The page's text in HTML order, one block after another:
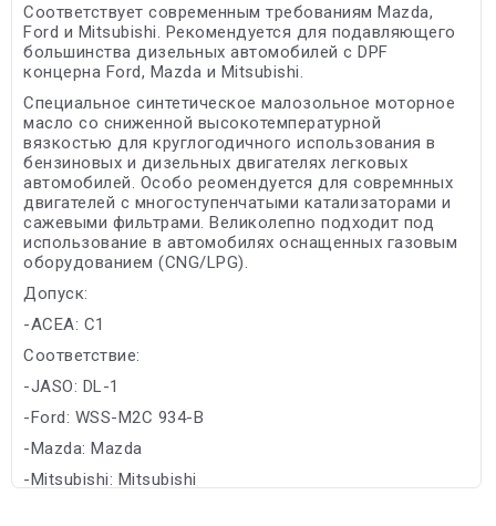
Соответствует современным требованиям Mazda,
Ford и Mitsubishi. Рекомендуется для подавляющего
большинства дизельных автомобилей с DPF
концерна Ford, Mazda и Mitsubishi.
Специальное синтетическое малозольное моторное
масло со сниженной высокотемпературной
вязкостью для круглогодичного использования в
бензиновых и дизельных двигателях легковых
автомобилей. Особо реомендуется для совремнных
двигателей с многоступенчатыми катализаторами и
сажевыми фильтрами. Великолепно подходит под
использование в автомобилях оснащенных газовым
оборудованием (CNG/LPG).
Допуск:
-ACEA: C1
Соответствие:
-JASO: DL-1
-Ford: WSS-M2C 934-B
-Mazda: Mazda
-Mitsubishi: Mitsubishi